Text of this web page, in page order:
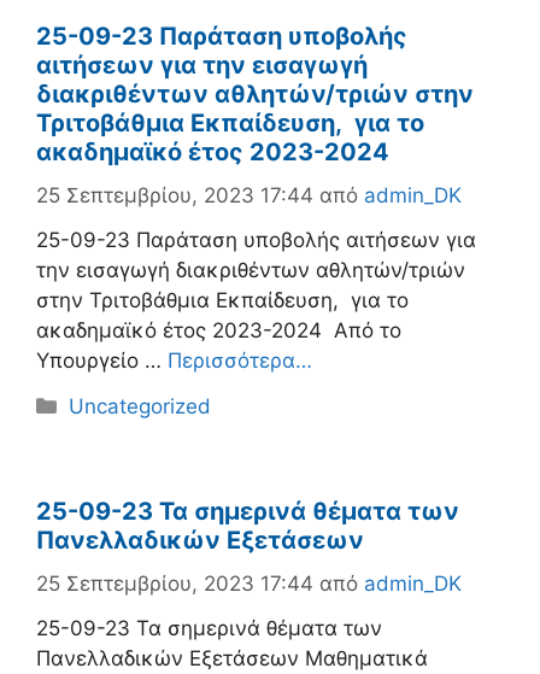
25-09-23 Παράταση υποβολής
αιτήσεων για την εισαγωγή
διακριθέντων αθλητών/τριών στην
Τριτοβάθμια Εκπαίδευση, για το
ακαδημαϊκό έτος 2023-2024
25 Σεπτεμβρίου, 2023 17:44 από admin_DK
25-09-23 Παράταση υποβολής αιτήσεων για
την εισαγωγή διακριθέντων αθλητών/τριών
στην Τριτοβάθμια Εκπαίδευση, για το
ακαδημαϊκό έτος 2023-2024 Από το
Υπουργείο … Περισσότερα…
Κατηγορίες
Uncategorized
25-09-23 Τα σημερινά θέματα των
Πανελλαδικών Εξετάσεων
25 Σεπτεμβρίου, 2023 17:44 από admin_DK
25-09-23 Τα σημερινά θέματα των
Πανελλαδικών Εξετάσεων Μαθηματικά